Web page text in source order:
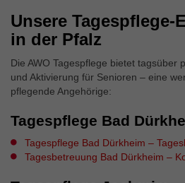
Unsere Tagespflege-
in der Pfalz
Die AWO Tagespflege bietet tagsüber
und Aktivierung für Senioren – eine
pflegende Angehörige:
Tagespflege Bad
Tagespflege Bad Dürkheim –
Tagesbetreuung Bad Dürkheim –